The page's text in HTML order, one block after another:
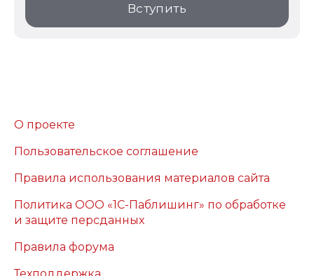
Вступить
О проекте
Пользовательское соглашение
Правила использования материалов сайта
Политика ООО «1С-Паблишинг» по обработке
и защите персданных
Правила форума